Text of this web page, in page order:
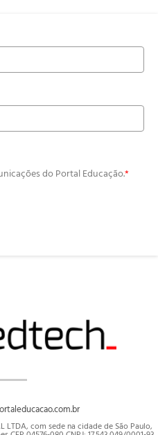
do Portal Educação.*
LTDA, com sede na cidade de São Paulo,